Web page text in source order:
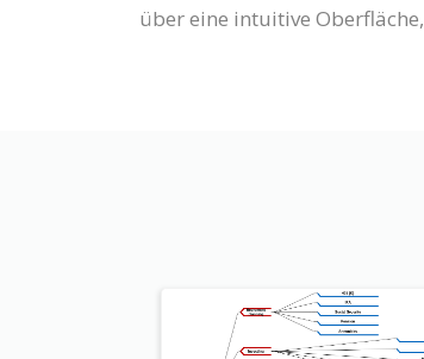
über eine intuitive